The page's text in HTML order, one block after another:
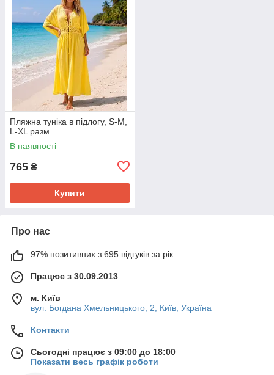
Пляжна туніка в підлогу, S-M,
L-XL разм
В наявності
765 ₴
Купити
Про нас
97% позитивних з 695 відгуків за рік
Працює з 30.09.2013
м. Київ
вул. Богдана Хмельницького, 2, Київ, Україна
Контакти
Сьогодні працює з 09:00 до 18:00
Показати весь графік роботи